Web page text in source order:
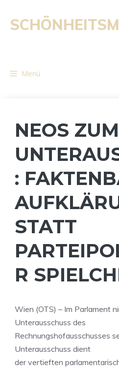
Inhalt
springen
Menü
NEOS
:
STATT
R
Wien (OTS) – Im Parlament
Unterausschuss des
Rechnungshofausschusses
Unterausschuss dient
der vertieften